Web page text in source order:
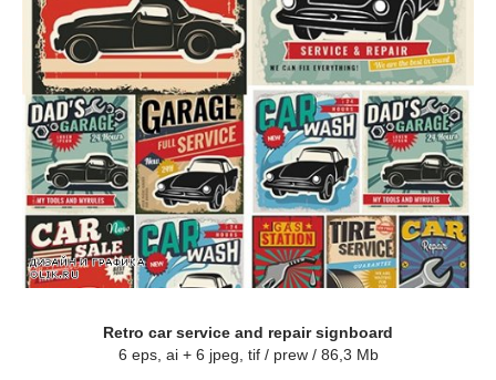
Retro car service and repair signboard
6 eps, ai + 6 jpeg, tif / prew / 86,3 Mb